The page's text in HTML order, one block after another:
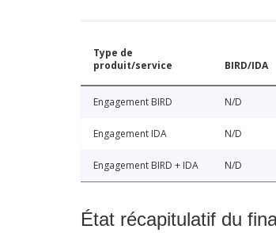
Type de
produit/service
BIRD/IDA
Engagement BIRD N/D
Engagement IDA N/D
Engagement BIRD + IDA N/D
État récapitulatif du